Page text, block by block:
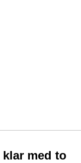
klar med to